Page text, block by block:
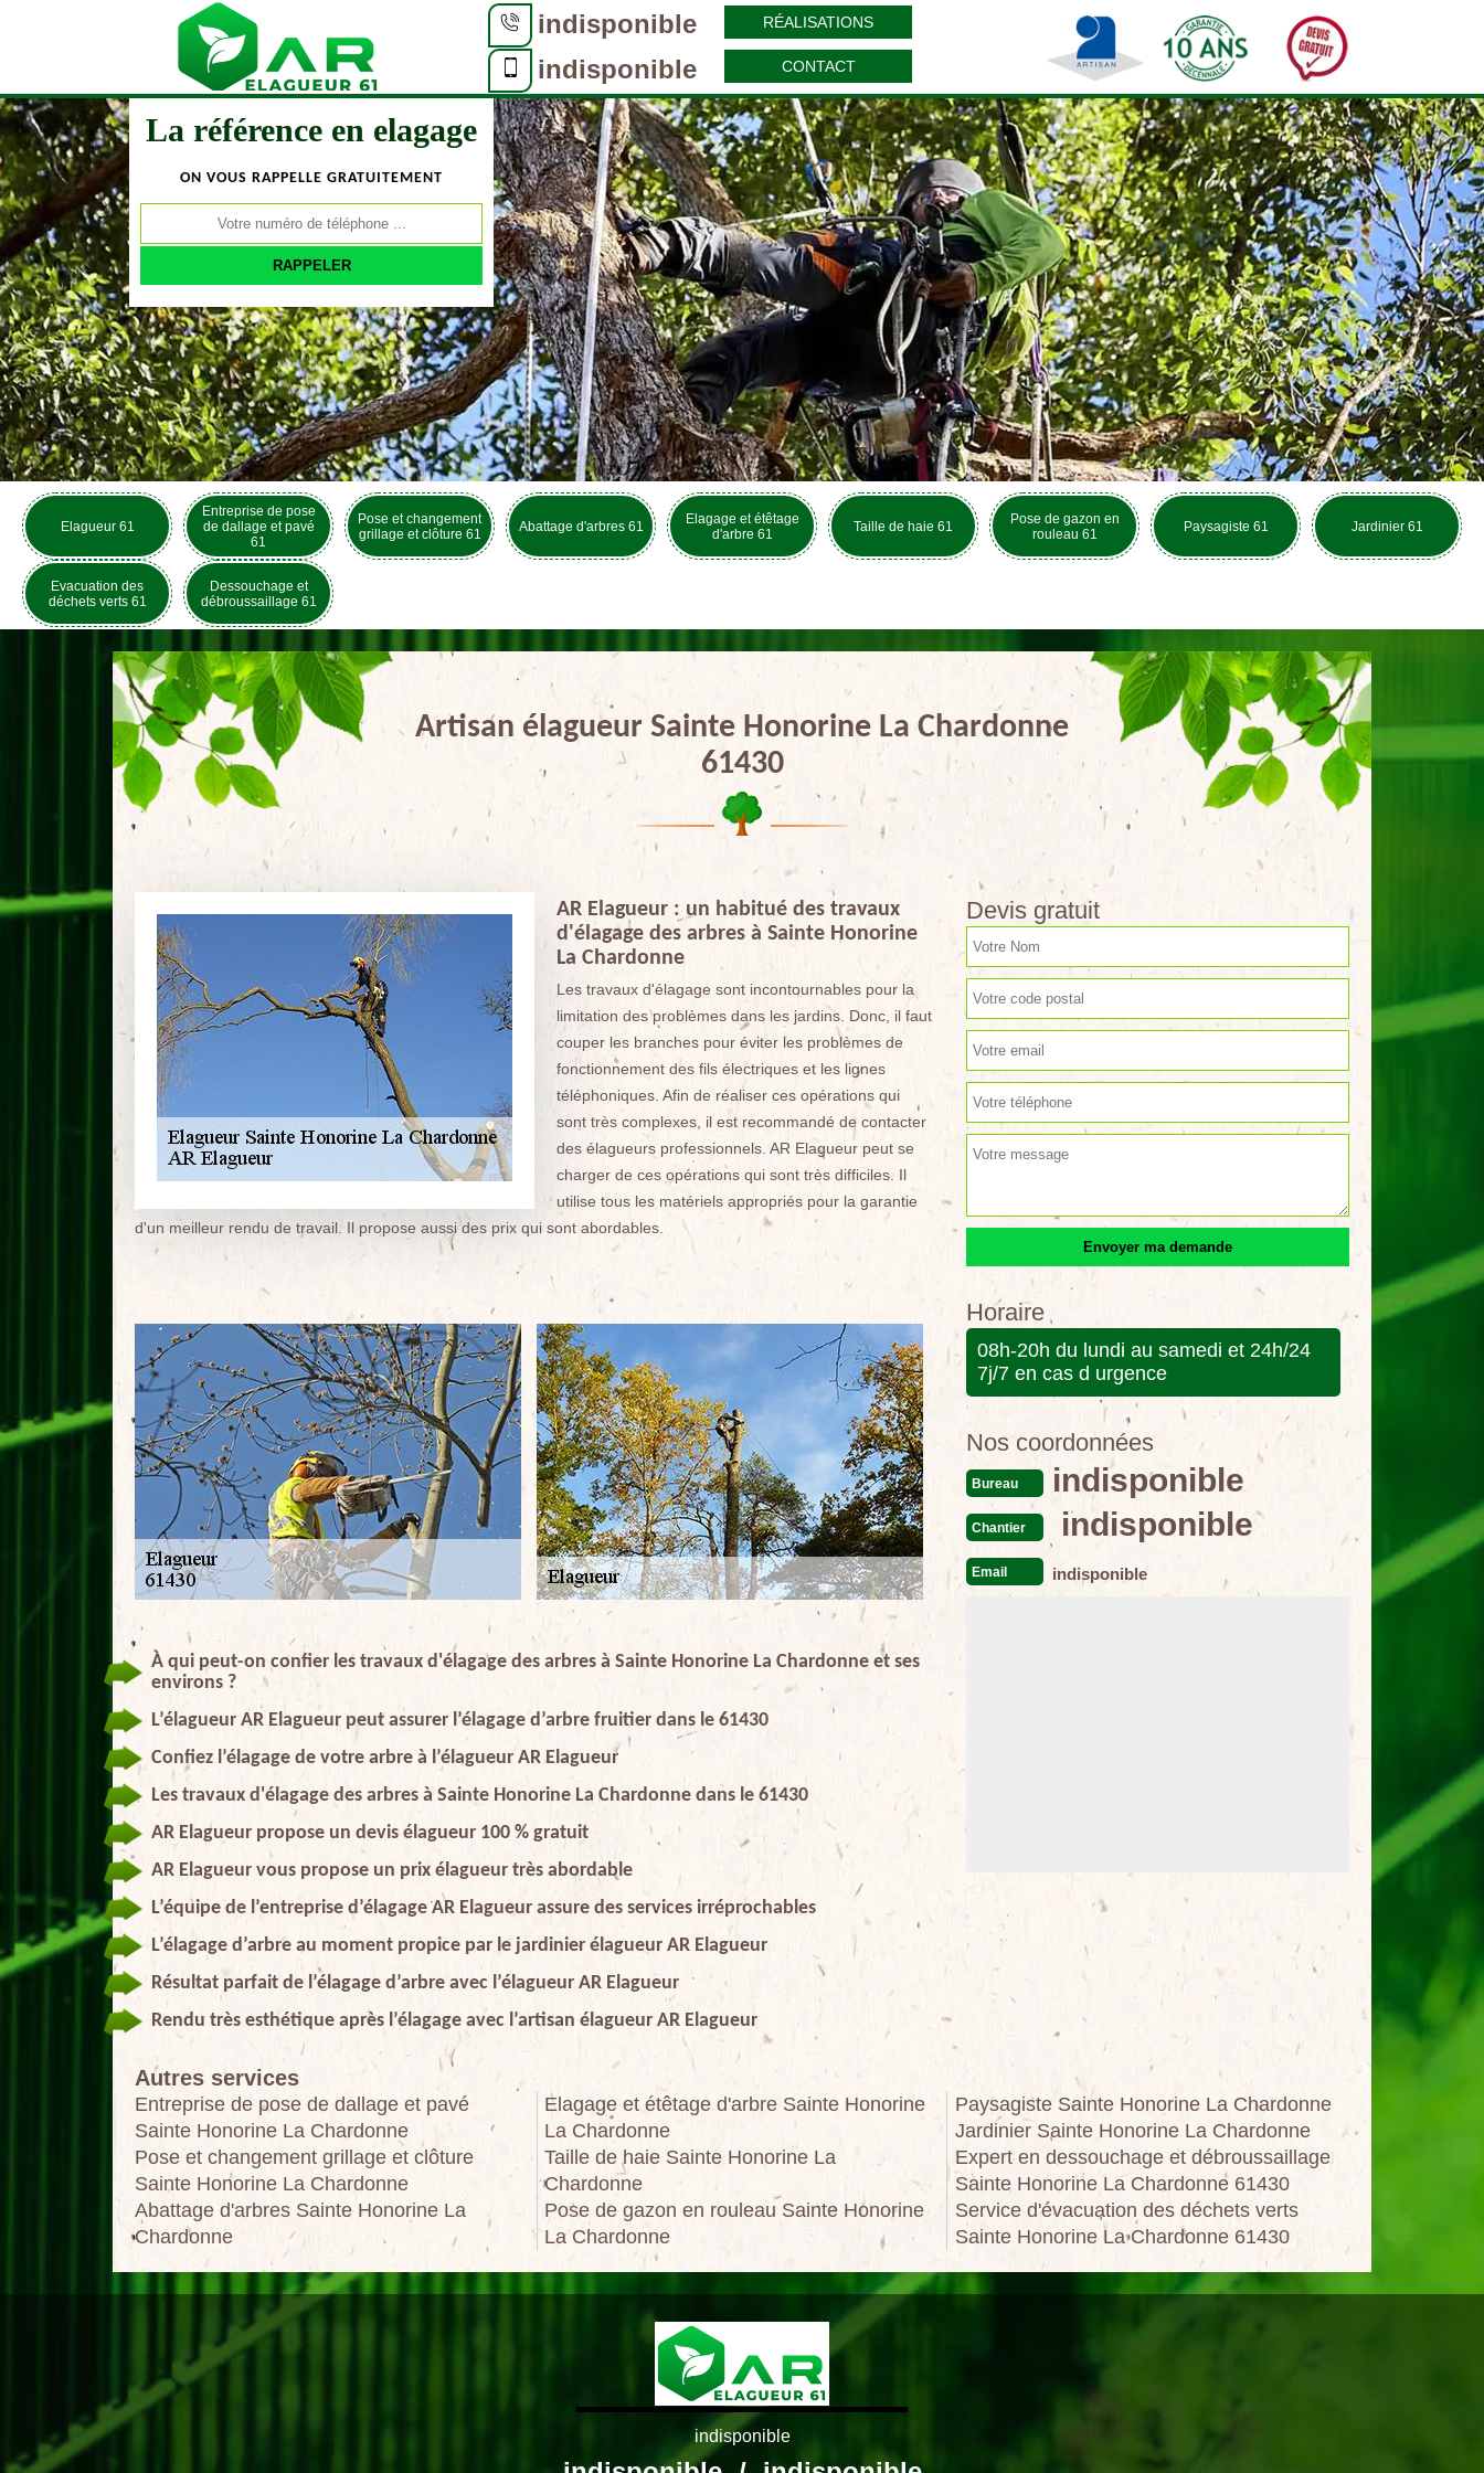
indisponible
indisponible
RÉALISATIONS
CONTACT
La référence en elagage
ON VOUS RAPPELLE GRATUITEMENT
Elagueur 61
Entreprise de pose
de dallage et pavé
61
Pose et changement
grillage et clôture 61
Abattage d'arbres 61
Elagage et étêtage
d'arbre 61
Taille de haie 61
Pose de gazon en
rouleau 61
Paysagiste 61 Jardinier 61
Evacuation des
déchets verts 61
Dessouchage et
débroussaillage 61
Artisan élagueur Sainte Honorine La Chardonne
61430
AR Elagueur : un habitué des travaux
d'élagage des arbres à Sainte Honorine
La Chardonne
Les travaux d'élagage sont incontournables pour la
limitation des problèmes dans les jardins. Donc, il faut
couper les branches pour éviter les problèmes de
fonctionnement des fils électriques et les lignes
téléphoniques. Afin de réaliser ces opérations qui
sont très complexes, il est recommandé de contacter
des élagueurs professionnels. AR Elagueur peut se
charger de ces opérations qui sont très difficiles. Il
utilise tous les matériels appropriés pour la garantie
d'un meilleur rendu de travail. Il propose aussi des prix qui sont abordables.
À qui peut-on confier les travaux d'élagage des arbres à Sainte Honorine La Chardonne et ses
environs ?
L’élagueur AR Elagueur peut assurer l’élagage d’arbre fruitier dans le 61430
Confiez l’élagage de votre arbre à l’élagueur AR Elagueur
Les travaux d'élagage des arbres à Sainte Honorine La Chardonne dans le 61430
AR Elagueur propose un devis élagueur 100 % gratuit
AR Elagueur vous propose un prix élagueur très abordable
L’équipe de l’entreprise d’élagage AR Elagueur assure des services irréprochables
L’élagage d’arbre au moment propice par le jardinier élagueur AR Elagueur
Résultat parfait de l’élagage d’arbre avec l’élagueur AR Elagueur
Rendu très esthétique après l’élagage avec l’artisan élagueur AR Elagueur
Devis gratuit
Horaire
08h-20h du lundi au samedi et 24h/24
7j/7 en cas d urgence
Nos coordonnées
Bureau indisponible
Chantier indisponible
Email indisponible
Autres services
Entreprise de pose de dallage et pavé
Sainte Honorine La Chardonne
Pose et changement grillage et clôture
Sainte Honorine La Chardonne
Abattage d'arbres Sainte Honorine La
Chardonne
Elagage et étêtage d'arbre Sainte Honorine
La Chardonne
Taille de haie Sainte Honorine La
Chardonne
Pose de gazon en rouleau Sainte Honorine
La Chardonne
Paysagiste Sainte Honorine La Chardonne
Jardinier Sainte Honorine La Chardonne
Expert en dessouchage et débroussaillage
Sainte Honorine La Chardonne 61430
Service d'évacuation des déchets verts
Sainte Honorine La Chardonne 61430
indisponible